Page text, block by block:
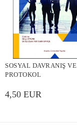
SOSYAL DAVRANIŞ VE
PROTOKOL
4,50 EUR